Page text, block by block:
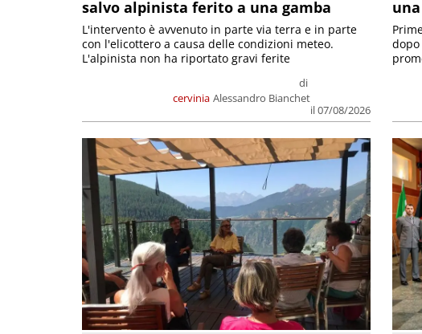
salvo alpinista ferito a una gamba
cervinia
di
Alessandro Bianchet
il 07/08/2026
L'intervento è avvenuto in parte via terra e in parte
con l'elicottero a causa delle condizioni meteo.
L'alpinista non ha riportato gravi ferite